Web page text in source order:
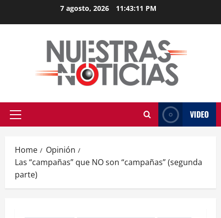
7 agosto, 2026 11:43:12 PM
Primary
VIDEO
Home
Opinión
Las “campañas” que NO son “campañas” (segunda
parte)